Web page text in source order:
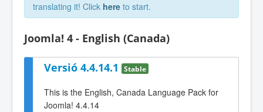
translating it! Click here to start.
Joomla! 4 - English (Canada)
Versió 4.4.14.1 Stable
This is the English, Canada Language Pack for
Joomla! 4.4.14